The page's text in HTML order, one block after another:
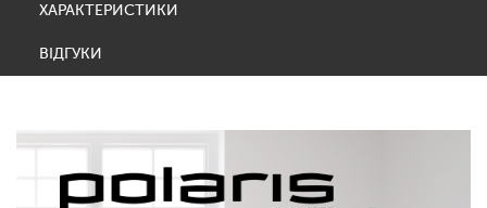
ХАРАКТЕРИСТИКИ
ВІДГУКИ